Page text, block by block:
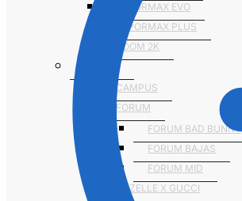
VAPORMAX EVO
VAPORMAX PLUS
ZOOM 2K
CAMPUS
FORUM
FORUM BAD BUNNY
FORUM BAJAS
FORUM MID
GAZELLE X GUCCI